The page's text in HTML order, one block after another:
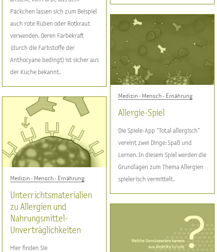
Päckchen lassen sich zum Beispiel
auch rote Rüben oder Rotkraut
verwenden. Deren Färbekraft
(durch die Farbstoffe der
Anthocyane bedingt) ist sicher aus
der Küche bekannt.
Medizin - Mensch - Ernährung
Allergie-Spiel
Die Spiele-App "Total allergisch"
vereint zwei Dinge: Spaß und
Lernen. In diesem Spiel werden die
Grundlagen zum Thema Allergien
spielerisch vermittelt.
Medizin - Mensch - Ernährung
Unterrichtsmaterialien
zu Allergien und
Nahrungsmittel-
Unverträglichkeiten
Hier finden Sie